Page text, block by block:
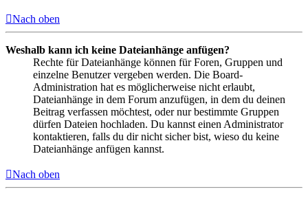
Nach oben
Weshalb kann ich keine Dateianhänge anfügen?
Rechte für Dateianhänge können für Foren, Gruppen und
einzelne Benutzer vergeben werden. Die Board-
Administration hat es möglicherweise nicht erlaubt,
Dateianhänge in dem Forum anzufügen, in dem du deinen
Beitrag verfassen möchtest, oder nur bestimmte Gruppen
dürfen Dateien hochladen. Du kannst einen Administrator
kontaktieren, falls du dir nicht sicher bist, wieso du keine
Dateianhänge anfügen kannst.
Nach oben